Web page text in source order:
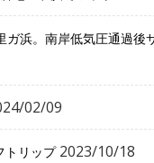
ガ浜。南岸低気圧通過後
02/09
トリップ 2023/10/18